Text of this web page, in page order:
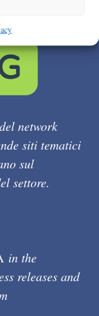
del network
siti tematici
sul
settore.
in the
releases and